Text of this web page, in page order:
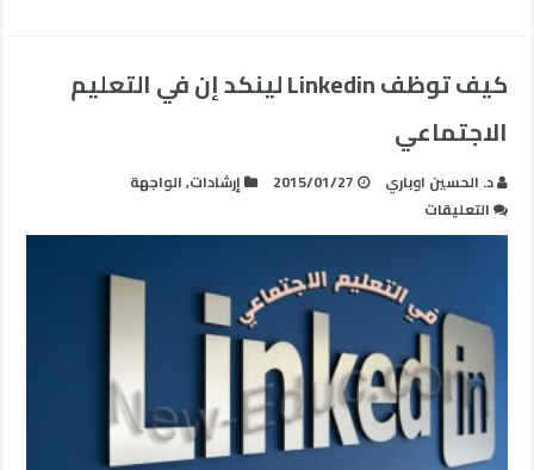
كيف توظف Linkedin لينكد إن في التعليم
الاجتماعي
د. الحسين اوباري 2015/01/27 إرشادات,الواجهة
التعليقات
كيف
Linkedin
لينكد
إن
في
التعليم
الاجتماعي
مغلقة